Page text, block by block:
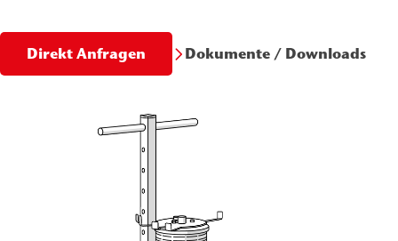
Direkt Anfragen Dokumente / Downloads